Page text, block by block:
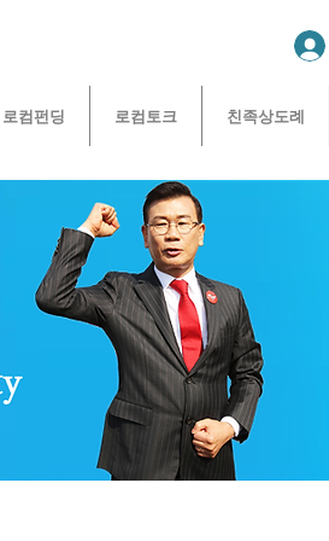
로컴펀딩 로컴토크 친족상도례